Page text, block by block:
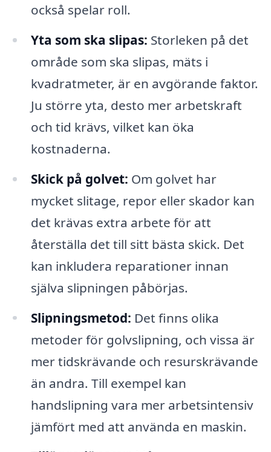
också spelar roll.
Yta som ska slipas: Storleken på det
område som ska slipas, mäts i
kvadratmeter, är en avgörande faktor.
Ju större yta, desto mer arbetskraft
och tid krävs, vilket kan öka
kostnaderna.
Skick på golvet: Om golvet har
mycket slitage, repor eller skador kan
det krävas extra arbete för att
återställa det till sitt bästa skick. Det
kan inkludera reparationer innan
själva slipningen påbörjas.
Slipningsmetod: Det finns olika
metoder för golvslipning, och vissa är
mer tidskrävande och resurskrävande
än andra. Till exempel kan
handslipning vara mer arbetsintensiv
jämfört med att använda en maskin.